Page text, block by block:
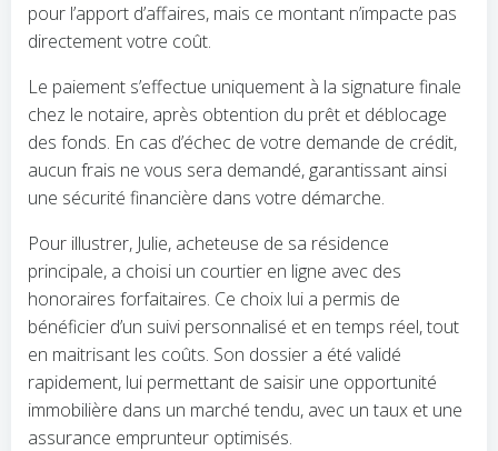
pour l’apport d’affaires, mais ce montant n’impacte pas
directement votre coût.
Le paiement s’effectue uniquement à la signature finale
chez le notaire, après obtention du prêt et déblocage
des fonds. En cas d’échec de votre demande de crédit,
aucun frais ne vous sera demandé, garantissant ainsi
une sécurité financière dans votre démarche.
Pour illustrer, Julie, acheteuse de sa résidence
principale, a choisi un courtier en ligne avec des
honoraires forfaitaires. Ce choix lui a permis de
bénéficier d’un suivi personnalisé et en temps réel, tout
en maitrisant les coûts. Son dossier a été validé
rapidement, lui permettant de saisir une opportunité
immobilière dans un marché tendu, avec un taux et une
assurance emprunteur optimisés.